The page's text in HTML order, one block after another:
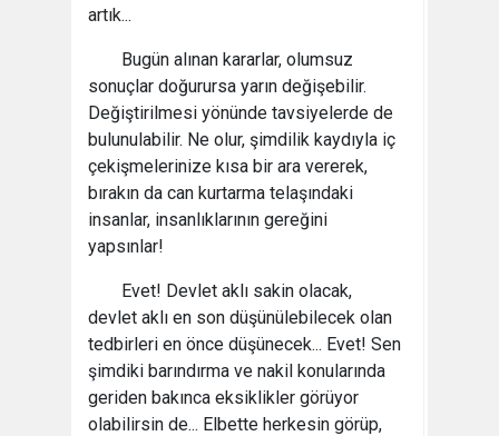
artık...
Bugün alınan kararlar, olumsuz
sonuçlar doğurursa yarın değişebilir.
Değiştirilmesi yönünde tavsiyelerde de
bulunulabilir. Ne olur, şimdilik kaydıyla iç
çekişmelerinize kısa bir ara vererek,
bırakın da can kurtarma telaşındaki
insanlar, insanlıklarının gereğini
yapsınlar!
Evet! Devlet aklı sakin olacak,
devlet aklı en son düşünülebilecek olan
tedbirleri en önce düşünecek... Evet! Sen
şimdiki barındırma ve nakil konularında
geriden bakınca eksiklikler görüyor
olabilirsin de... Elbette herkesin görüp,